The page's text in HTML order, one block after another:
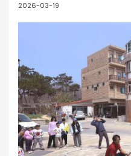
2026-03-19